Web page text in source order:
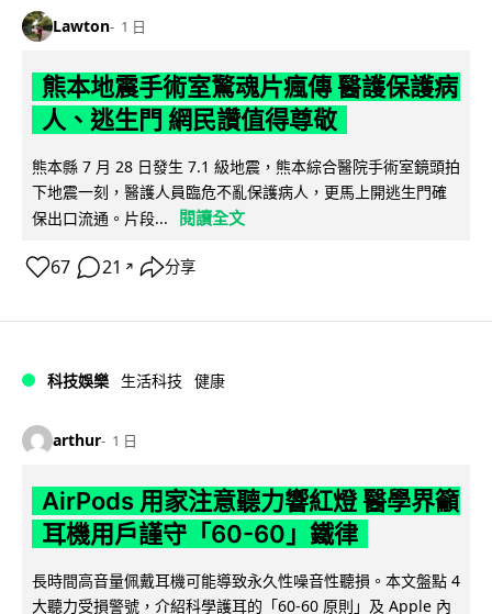
Lawton 1 日
熊本地震手術室驚魂片瘋傳 醫護保護病
人、逃生門 網民讚值得尊敬
熊本縣 7 月 28 日發生 7.1 級地震，熊本綜合醫院手術室鏡頭拍
下地震一刻，醫護人員臨危不亂保護病人，更馬上開逃生門確
保出口流通。片段...
閱讀全文
67 21 ↗ 分享
科技娛樂 生活科技 健康
arthur 1 日
AirPods 用家注意聽力響紅燈 醫學界籲
耳機用戶謹守「60-60」鐵律
長時間高音量佩戴耳機可能導致永久性噪音性聽損。本文盤點 4
大聽力受損警號，介紹科學護耳的「60-60 原則」及 Apple 內